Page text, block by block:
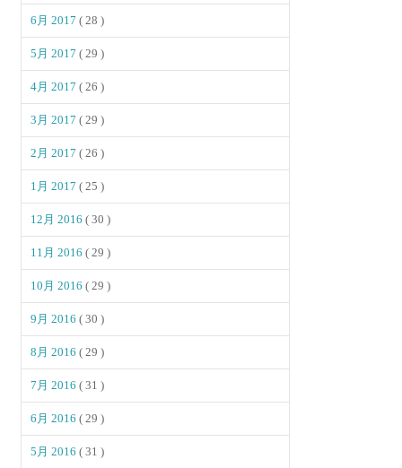
6月 2017( 28 )
5月 2017( 29 )
4月 2017( 26 )
3月 2017( 29 )
2月 2017( 26 )
1月 2017( 25 )
12月 2016( 30 )
11月 2016( 29 )
10月 2016( 29 )
9月 2016( 30 )
8月 2016( 29 )
7月 2016( 31 )
6月 2016( 29 )
5月 2016( 31 )